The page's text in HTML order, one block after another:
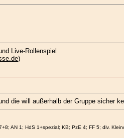
Live-Rollenspiel
)
die will außerhalb der Gruppe sicher
AN 1; HdS 1+spezial; KB; PzE 4; FF 5; div.